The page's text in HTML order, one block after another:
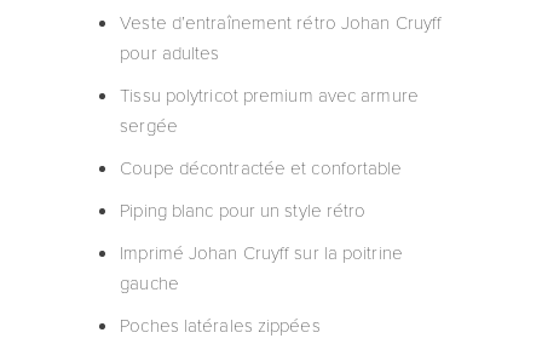
Veste d’entraînement rétro Johan Cruyff
pour adultes
Tissu polytricot premium avec armure
sergée
Coupe décontractée et confortable
Piping blanc pour un style rétro
Imprimé Johan Cruyff sur la poitrine
gauche
Poches latérales zippées